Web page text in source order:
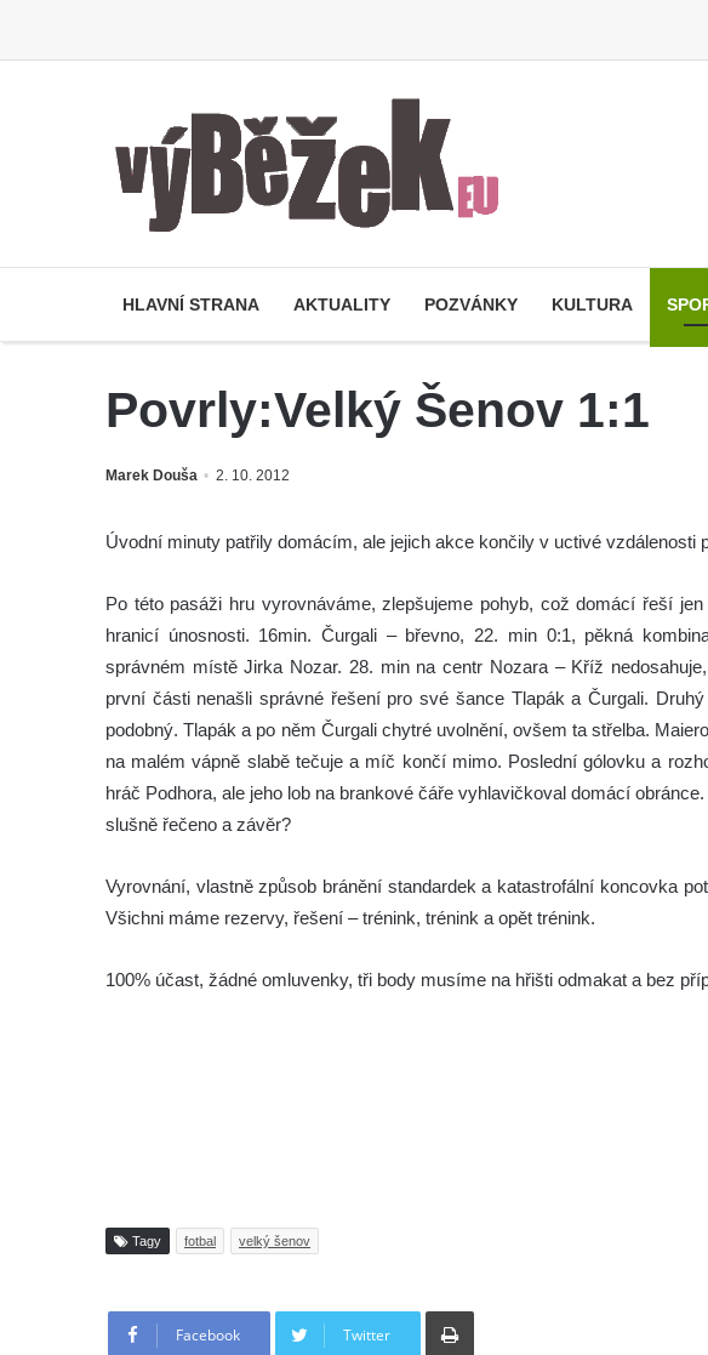
HLAVNÍ STRANA AKTUALITY POZVÁNKY KULTURA
Povrly:Velký Šenov 1:1
Marek Douša 2. 10. 2012
Úvodní minuty patřily domácím, ale jejich akce končily v uctivé vzdálenosti
Po této pasáži hru vyrovnáváme, zlepšujeme pohyb, což domácí řeší
hranicí únosnosti. 16min. Čurgali – břevno, 22. min 0:1, pěkná
správném místě Jirka Nozar. 28. min na centr Nozara – Kříž
první části nenašli správné řešení pro své šance Tlapák a Čurgali.
podobný. Tlapák a po něm Čurgali chytré uvolnění, ovšem ta střelba.
na malém vápně slabě tečuje a míč končí mimo. Poslední gólovku a
hráč Podhora, ale jeho lob na brankové čáře vyhlavičkoval domácí
slušně řečeno a závěr?
Vyrovnání, vlastně způsob bránění standardek a katastrofální koncovka
Všichni máme rezervy, řešení – trénink, trénink a opět trénink.
100% účast, žádné omluvenky, tři body musíme na hřišti odmakat a bez
Tagy fotbal velký šenov
Facebook Twitter
Tisknout